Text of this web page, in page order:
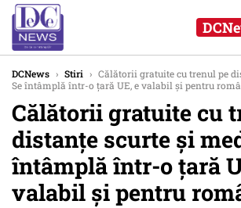
DCNews › Stiri › Călătorii gratuite cu trenul pe
Se întâmplă într-o ţară UE, e valabil şi pentru
Călătorii gratuite cu
distanţe scurte şi
întâmplă într-o ţară
valabil şi pentru